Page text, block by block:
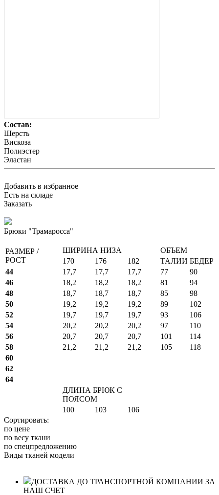
Состав:
Шерсть
Вискоза
Полиэстер
Эластан
Добавить в избранное
Есть на складе
Заказать
Брюки "Трамаросса"
РАЗМЕР /
РОСТ
ШИРИНА НИЗА
ОБЪЕМ
170
176 182 ТАЛИИ БЕДЕР
44
17,7 17,7 17,7 77
90
46
18,2 18,2 18,2 81
94
48
18,7 18,7 18,7 85
98
50
19,2 19,2 19,2 89
102
52
19,7 19,7 19,7 93
106
54
20,2 20,2 20,2 97
110
56
20,7 20,7 20,7 101
114
58
21,2 21,2 21,2 105
118
60
62
64
ДЛИНА БРЮК С
ПОЯСОМ
100
103
106
Сортировать:
по цене
по весу ткани
по спецпредложению
Виды тканей модели
ДОСТАВКА ДО ТРАНСПОРТНОЙ КОМПАНИИ ЗА
НАШ СЧЕТ